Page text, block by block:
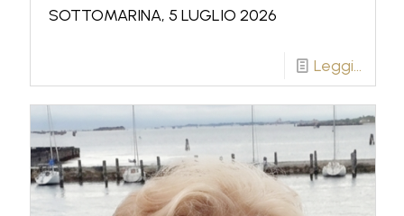
SOTTOMARINA, 5 LUGLIO 2026
Leggi...